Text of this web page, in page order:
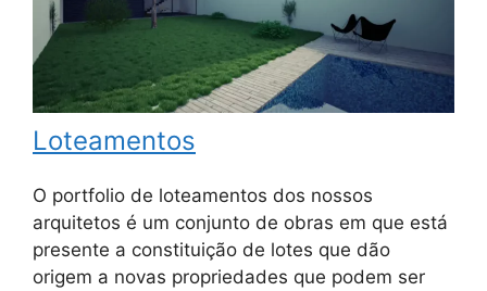
Loteamentos
O portfolio de loteamentos dos nossos
arquitetos é um conjunto de obras em que está
presente a constituição de lotes que dão
origem a novas propriedades que podem ser